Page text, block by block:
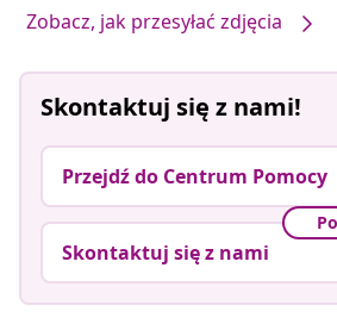
Zobacz, jak przesyłać zdjęcia
Skontaktuj się z nami!
Przejdź do Centrum Pomocy
Skontaktuj się z nami